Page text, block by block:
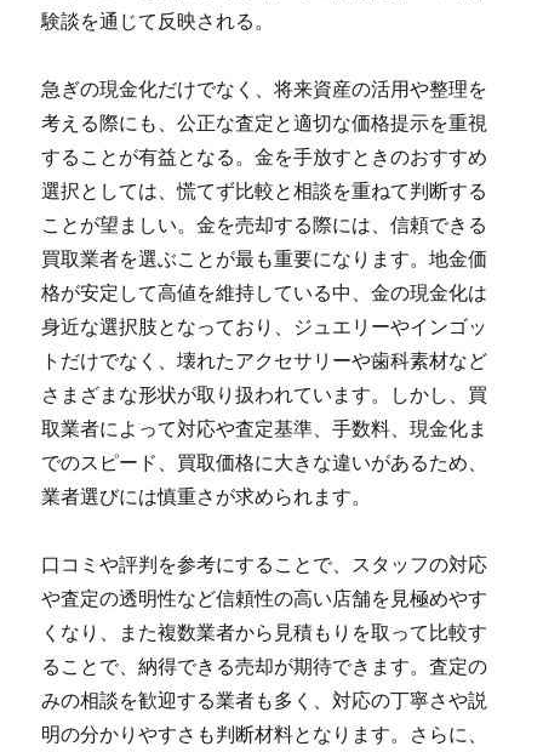
験談を通じて反映される。
急ぎの現金化だけでなく、将来資産の活用や整理を
考える際にも、公正な査定と適切な価格提示を重視
することが有益となる。金を手放すときのおすすめ
選択としては、慌てず比較と相談を重ねて判断する
ことが望ましい。金を売却する際には、信頼できる
買取業者を選ぶことが最も重要になります。地金価
格が安定して高値を維持している中、金の現金化は
身近な選択肢となっており、ジュエリーやインゴッ
トだけでなく、壊れたアクセサリーや歯科素材など
さまざまな形状が取り扱われています。しかし、買
取業者によって対応や査定基準、手数料、現金化ま
でのスピード、買取価格に大きな違いがあるため、
業者選びには慎重さが求められます。
口コミや評判を参考にすることで、スタッフの対応
や査定の透明性など信頼性の高い店舗を見極めやす
くなり、また複数業者から見積もりを取って比較す
ることで、納得できる売却が期待できます。査定の
みの相談を歓迎する業者も多く、対応の丁寧さや説
明の分かりやすさも判断材料となります。さらに、